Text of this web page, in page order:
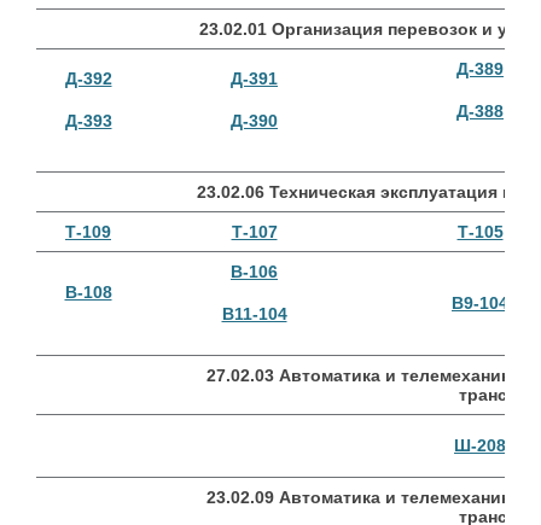
23.02.01 Организация перевозок и
Д-392
Д-393
Д-391
Д-390
Д-389
Д-388
23.02.06 Техническая эксплуатация
Т-109 Т-107 Т-105
В-108
В-106
В11-104
В9-104
27.02.03 Автоматика и телемеханика
Ш-208
23.02.09 Автоматика и телемеханика